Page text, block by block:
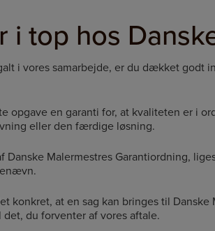
i top hos
i vores samarbejde, er du dækket godt
opgave en garanti for, at kvaliteten er i
eller den færdige løsning.
Danske Malermestres Garantiordning,
konkret, at en sag kan bringes til
du forventer af vores aftale.